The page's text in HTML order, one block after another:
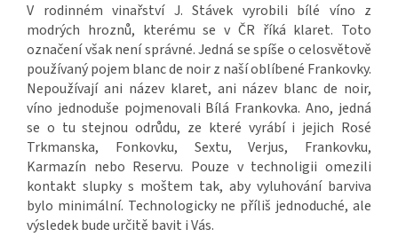
V rodinném vinařství J. Stávek vyrobili bílé víno z
modrých hroznů, kterému se v ČR říká klaret. Toto
označení však není správné. Jedná se spíše o celosvětově
používaný pojem blanc de noir z naší oblíbené Frankovky.
Nepoužívají ani název klaret, ani název blanc de noir,
víno jednoduše pojmenovali Bílá Frankovka. Ano, jedná
se o tu stejnou odrůdu, ze které vyrábí i jejich Rosé
Trkmanska, Fonkovku, Sextu, Verjus, Frankovku,
Karmazín nebo Reservu. Pouze v technoligii omezili
kontakt slupky s moštem tak, aby vyluhování barviva
bylo minimální. Technologicky ne příliš jednoduché, ale
výsledek bude určitě bavit i Vás.